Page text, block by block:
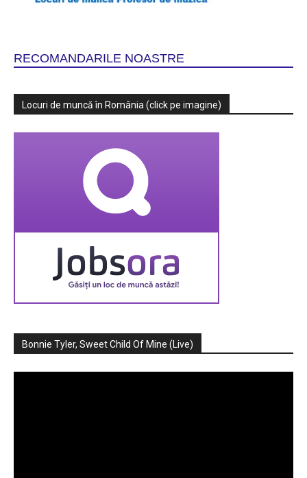
RECOMANDARILE NOASTRE
Locuri de muncă în România (click pe imagine)
Bonnie Tyler, Sweet Child Of Mine (Live)